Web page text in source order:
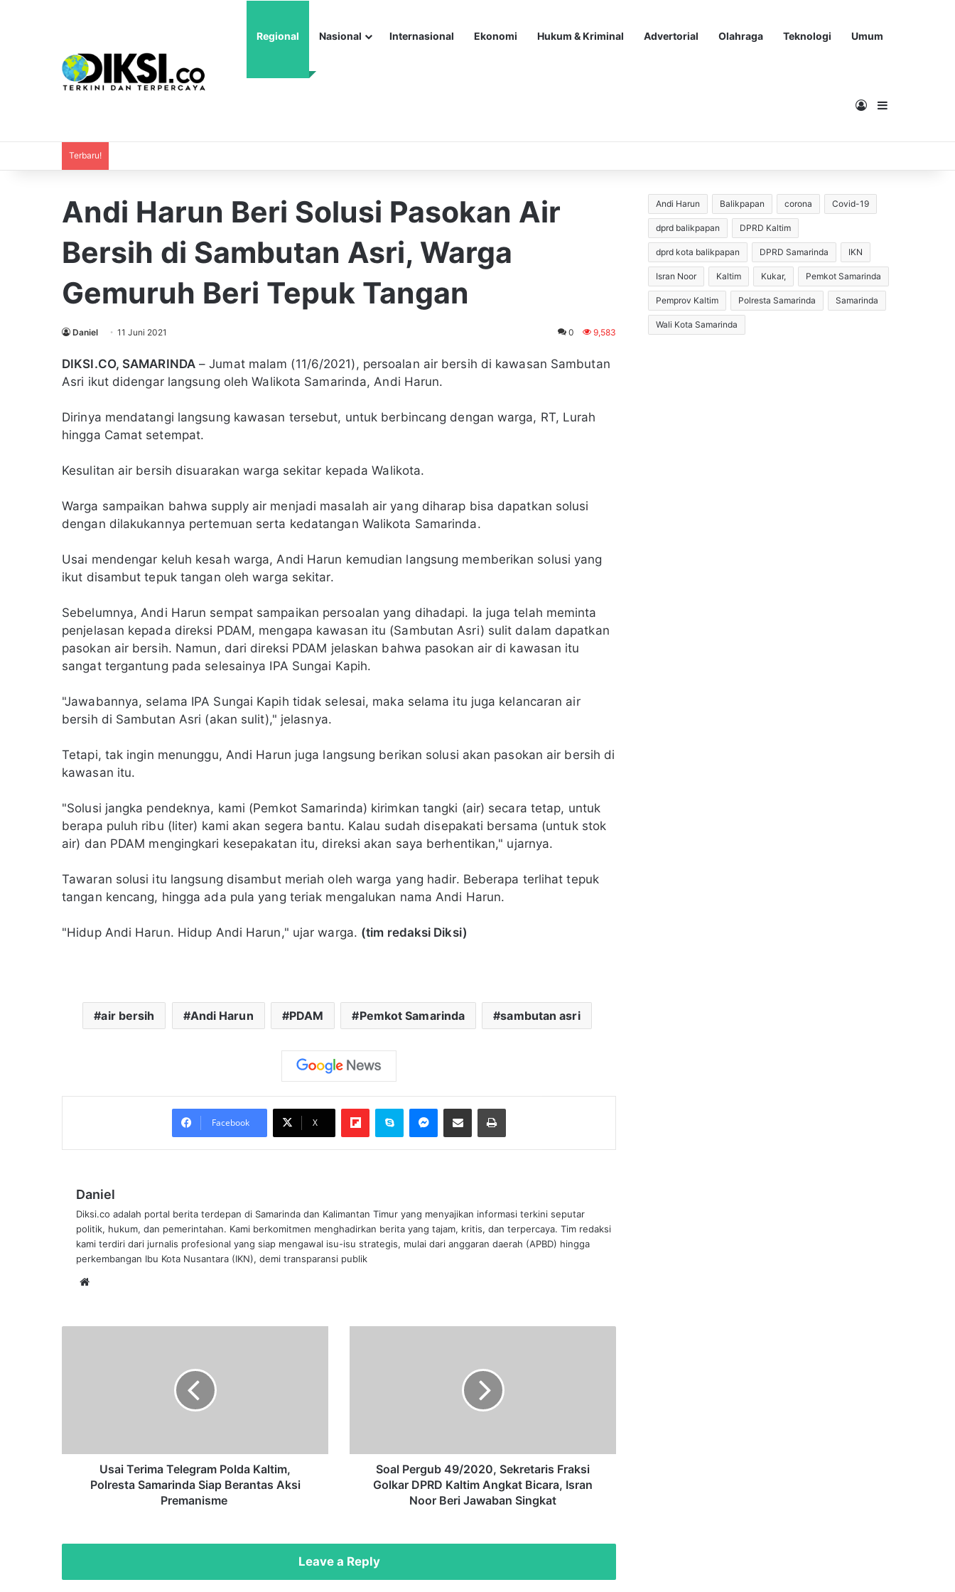
Regional Nasional Internasional Ekonomi Hukum & Kriminal Advertorial Olahraga Teknologi Umum
MasukSidebar
Terbaru!
Andi Harun Beri Solusi Pasokan Air
Bersih di Sambutan Asri, Warga
Gemuruh Beri Tepuk Tangan
Daniel 11 Juni 2021 0 9,583
DIKSI.CO, SAMARINDA– Jumat malam (11/6/2021), persoalan air bersih di kawasan Sambutan
Asri ikut didengar langsung oleh Walikota Samarinda, Andi Harun.
Dirinya mendatangi langsung kawasan tersebut, untuk berbincang dengan warga, RT, Lurah
hingga Camat setempat.
Kesulitan air bersih disuarakan warga sekitar kepada Walikota.
Warga sampaikan bahwa supply air menjadi masalah air yang diharap bisa dapatkan solusi
dengan dilakukannya pertemuan serta kedatangan Walikota Samarinda.
Usai mendengar keluh kesah warga, Andi Harun kemudian langsung memberikan solusi yang
ikut disambut tepuk tangan oleh warga sekitar.
Sebelumnya, Andi Harun sempat sampaikan persoalan yang dihadapi. Ia juga telah meminta
penjelasan kepada direksi PDAM, mengapa kawasan itu (Sambutan Asri) sulit dalam dapatkan
pasokan air bersih. Namun, dari direksi PDAM jelaskan bahwa pasokan air di kawasan itu
sangat tergantung pada selesainya IPA Sungai Kapih.
"Jawabannya, selama IPA Sungai Kapih tidak selesai, maka selama itu juga kelancaran air
bersih di Sambutan Asri (akan sulit)," jelasnya.
Tetapi, tak ingin menunggu, Andi Harun juga langsung berikan solusi akan pasokan air bersih di
kawasan itu.
"Solusi jangka pendeknya, kami (Pemkot Samarinda) kirimkan tangki (air) secara tetap, untuk
berapa puluh ribu (liter) kami akan segera bantu. Kalau sudah disepakati bersama (untuk stok
air) dan PDAM mengingkari kesepakatan itu, direksi akan saya berhentikan," ujarnya.
Tawaran solusi itu langsung disambut meriah oleh warga yang hadir. Beberapa terlihat tepuk
tangan kencang, hingga ada pula yang teriak mengalukan nama Andi Harun.
"Hidup Andi Harun. Hidup Andi Harun," ujar warga. (tim redaksi Diksi)
air bersih Andi Harun PDAM Pemkot Samarinda sambutan asri
Facebook X
FlipboardSkype Messenger
Bagikan melalui Email Cetak
Daniel
Diksi.co adalah portal berita terdepan di Samarinda dan Kalimantan Timur yang menyajikan informasi terkini seputar
politik, hukum, dan pemerintahan. Kami berkomitmen menghadirkan berita yang tajam, kritis, dan terpercaya. Tim redaksi
kami terdiri dari jurnalis profesional yang siap mengawal isu-isu strategis, mulai dari anggaran daerah (APBD) hingga
perkembangan Ibu Kota Nusantara (IKN), demi transparansi publik
Berantas
Premanisme
Usai Terima Telegram Polda Kaltim,
Polresta Samarinda Siap Berantas Aksi
Premanisme
Angkat
Bicara,
Singkat
Soal Pergub 49/2020, Sekretaris Fraksi
Golkar DPRD Kaltim Angkat Bicara, Isran
Noor Beri Jawaban Singkat
Leave a Reply
Andi Harun Balikpapan corona Covid-19
dprd balikpapan DPRD Kaltim
dprd kota balikpapan DPRD Samarinda IKN
Isran Noor Kaltim Kukar, Pemkot Samarinda
Pemprov Kaltim Polresta Samarinda Samarinda
Wali Kota Samarinda